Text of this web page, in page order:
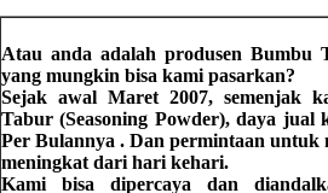
Atau anda adalah produsen Bumbu
yang mungkin bisa kami pasarkan?
Sejak awal Maret 2007, semenjak
Tabur (Seasoning Powder), daya jual
Per Bulannya . Dan permintaan untuk
meningkat dari hari kehari.
Kami bisa dipercaya dan